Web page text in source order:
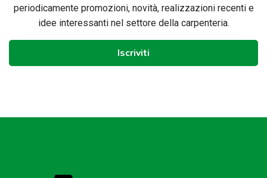
periodicamente promozioni, novità, realizzazioni recenti e
idee interessanti nel settore della carpenteria.
Iscriviti